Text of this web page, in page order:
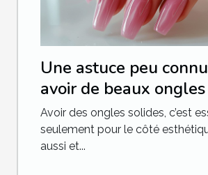
Une astuce peu
avoir de beaux ongles
Avoir des ongles solides, c’est
seulement pour le côté
aussi et...